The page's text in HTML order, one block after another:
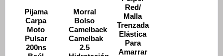
was:
$ 125.650.
price
is:
$ 114.400.
Pijama
Carpa
Moto
Pulsar
200ns
was:
$ 74.500.$ 62.100.
Morral
Bolso
Camelback
Camelbak
2.5
Red/
Malla
Trenzada
Elástica
Para
Amarrar